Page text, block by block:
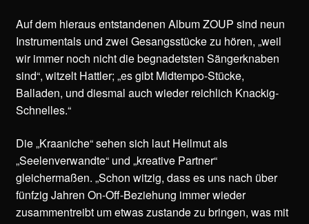
Auf dem hieraus entstandenen Album ZOUP sind neun
Instrumentals und zwei Gesangsstücke zu hören, „weil
wir immer noch nicht die begnadetsten Sängerknaben
sind“, witzelt Hattler; „es gibt Midtempo-Stücke,
Balladen, und diesmal auch wieder reichlich Knackig-
Schnelles.“
Die „Kraaniche“ sehen sich laut Hellmut als
„Seelenverwandte“ und „kreative Partner“
gleichermaßen. „Schon witzig, dass es uns nach über
fünfzig Jahren On-Off-Beziehung immer wieder
zusammentreibt um etwas zustande zu bringen, was mit